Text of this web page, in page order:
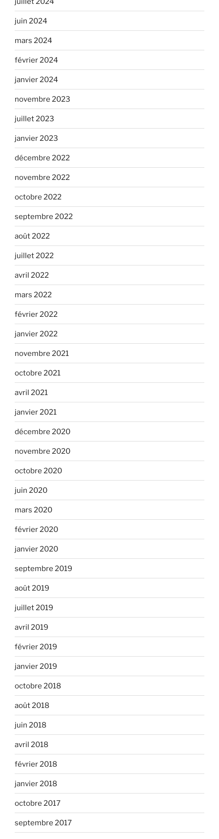
juin 2024
mars 2024
février 2024
janvier 2024
novembre 2023
juillet 2023
janvier 2023
décembre 2022
novembre 2022
octobre 2022
septembre 2022
août 2022
juillet 2022
avril 2022
mars 2022
février 2022
janvier 2022
novembre 2021
octobre 2021
avril 2021
janvier 2021
décembre 2020
novembre 2020
octobre 2020
juin 2020
mars 2020
février 2020
janvier 2020
septembre 2019
août 2019
juillet 2019
avril 2019
février 2019
janvier 2019
octobre 2018
août 2018
juin 2018
avril 2018
février 2018
janvier 2018
octobre 2017
septembre 2017